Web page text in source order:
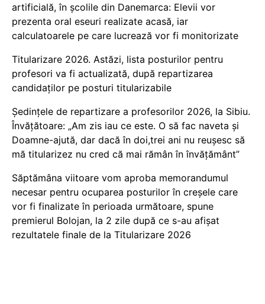
artificială, în școlile din Danemarca: Elevii vor
prezenta oral eseuri realizate acasă, iar
calculatoarele pe care lucrează vor fi monitorizate
Titularizare 2026. Astăzi, lista posturilor pentru
profesori va fi actualizată, după repartizarea
candidaților pe posturi titularizabile
Ședințele de repartizare a profesorilor 2026, la Sibiu.
Învățătoare: „Am zis iau ce este. O să fac naveta și
Doamne-ajută, dar dacă în doi,trei ani nu reușesc să
mă titularizez nu cred că mai rămân în învățământ”
Săptămâna viitoare vom aproba memorandumul
necesar pentru ocuparea posturilor în creșele care
vor fi finalizate în perioada următoare, spune
premierul Bolojan, la 2 zile după ce s-au afișat
rezultatele finale de la Titularizare 2026